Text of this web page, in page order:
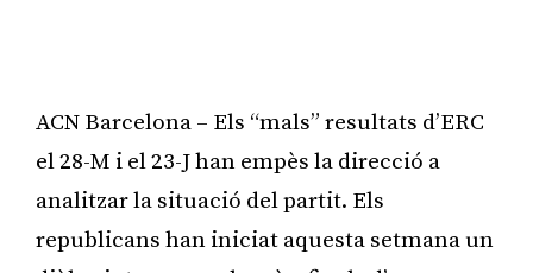
ACN Barcelona – Els “mals” resultats d’ERC
el 28-M i el 23-J han empès la direcció a
analitzar la situació del partit. Els
republicans han iniciat aquesta setmana un